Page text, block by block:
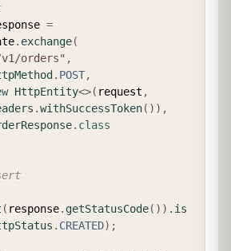
=
. exchange(
orders" ,
. POST,
HttpEntity<>( request ,
.withSuccessToken( ) ) ,
. class
( response. getStatusCode( ) ) . is
. CREATED) ;